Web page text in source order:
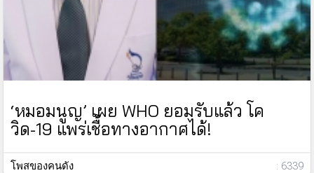
‘หมอมนูญ’ เผย WHO ยอมรับแล้ว โค
วิด-19 แพร่เชื้อทางอากาศได้!
โพสของคนดัง : 6339